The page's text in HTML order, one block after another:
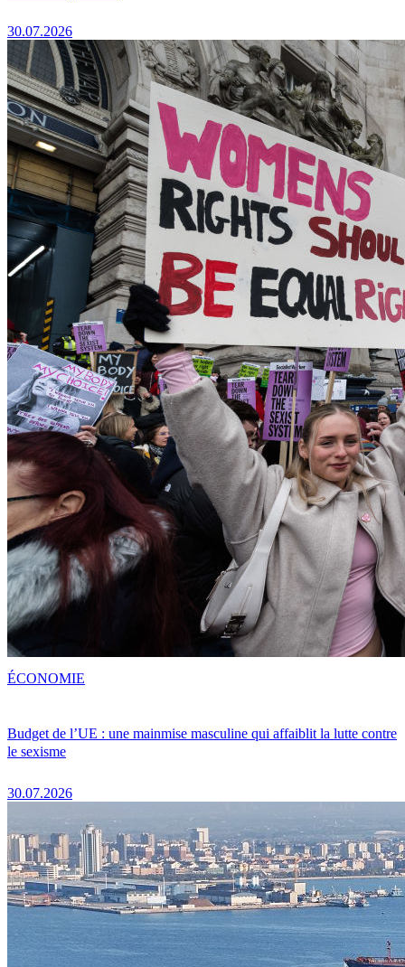
30.07.2026
Budget de l’UE : une mainmise masculine qui affaiblit la lutte contre
le sexisme
30.07.2026
ÉCONOMIE